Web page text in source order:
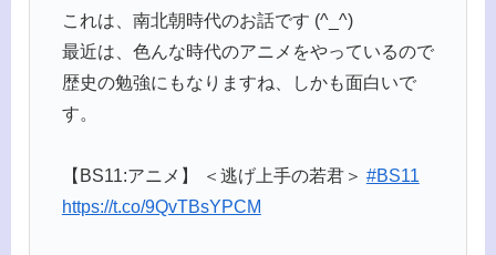
これは、南北朝時代のお話です (^_^)
最近は、色んな時代のアニメをやっているので
歴史の勉強にもなりますね、しかも面白いで
す。
【BS11:アニメ】 ＜逃げ上手の若君＞ #BS11
https://t.co/9QvTBsYPCM